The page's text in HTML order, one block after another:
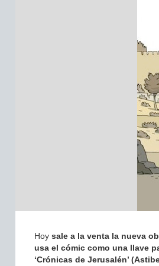
Hoy sale a la venta la nueva
usa el cómic como una llave
‘Crónicas de Jerusalén’